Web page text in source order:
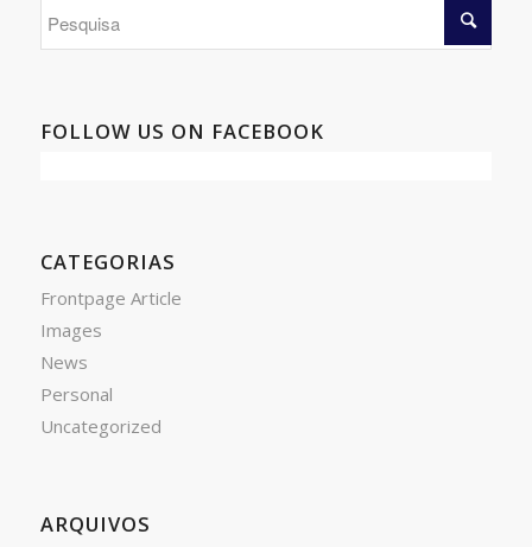
FOLLOW US ON FACEBOOK
CATEGORIAS
Frontpage Article
Images
News
Personal
Uncategorized
ARQUIVOS